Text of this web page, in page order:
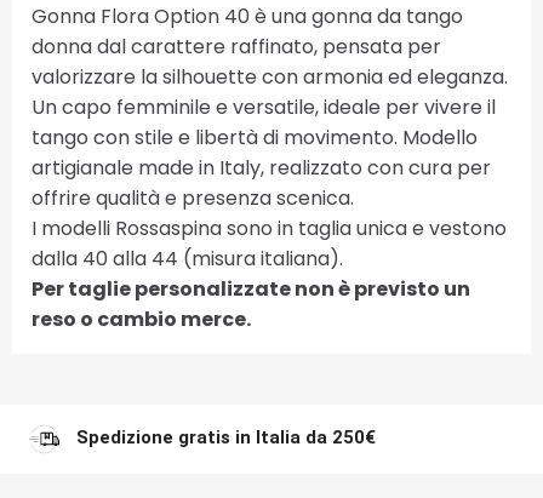
Gonna Flora Option 40 è una gonna da tango
donna dal carattere raffinato, pensata per
valorizzare la silhouette con armonia ed eleganza.
Un capo femminile e versatile, ideale per vivere il
tango con stile e libertà di movimento. Modello
artigianale made in Italy, realizzato con cura per
offrire qualità e presenza scenica.
I modelli Rossaspina sono in taglia unica e vestono
dalla 40 alla 44 (misura italiana).
Per taglie personalizzate non è previsto un
reso o cambio merce.
Spedizione gratis in Italia da 250€